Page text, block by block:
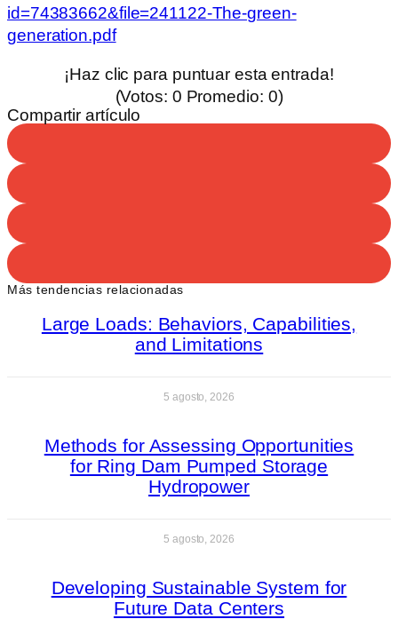
id=74383662&file=241122-The-green-
generation.pdf
¡Haz clic para puntuar esta entrada!
(Votos: 0 Promedio: 0)
Compartir artículo
Más tendencias relacionadas
Large Loads: Behaviors, Capabilities,
and Limitations
5 agosto, 2026
Methods for Assessing Opportunities
for Ring Dam Pumped Storage
Hydropower
5 agosto, 2026
Developing Sustainable System for
Future Data Centers